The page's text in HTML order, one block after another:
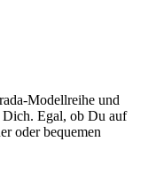
Modellreihe und
Egal, ob Du auf
oder bequemen